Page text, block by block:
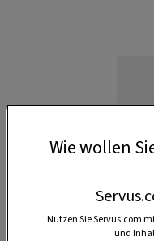
Wie wollen
Nutzen Sie Servus.com
und